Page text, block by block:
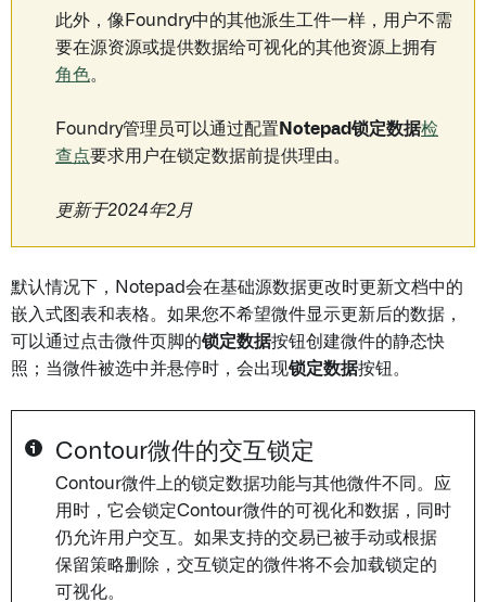
此外，像Foundry中的其他派生工件一样，用户不需
要在源资源或提供数据给可视化的其他资源上拥有
角色。
Foundry管理员可以通过配置 Notepad锁定数据检
查点要求用户在锁定数据前提供理由。
更新于2024年2月
默认情况下，Notepad会在基础源数据更改时更新文档中的
嵌入式图表和表格。如果您不希望微件显示更新后的数据，
可以通过点击微件页脚的锁定数据按钮创建微件的静态快
照；当微件被选中并悬停时，会出现锁定数据按钮。
Contour微件的交互锁定
Contour微件上的锁定数据功能与其他微件不同。应
用时，它会锁定Contour微件的可视化和数据，同时
仍允许用户交互。如果支持的交易已被手动或根据
保留策略删除，交互锁定的微件将不会加载锁定的
可视化。